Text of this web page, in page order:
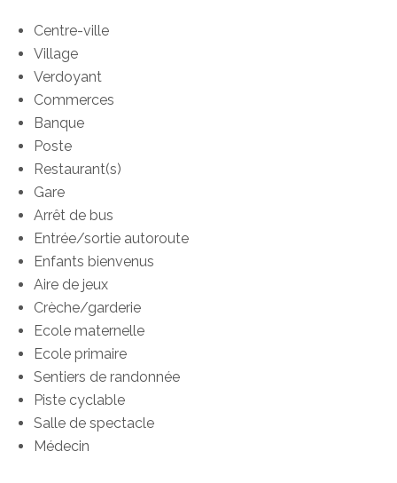
Centre-ville
Village
Verdoyant
Commerces
Banque
Poste
Restaurant(s)
Gare
Arrêt de bus
Entrée/sortie autoroute
Enfants bienvenus
Aire de jeux
Crèche/garderie
Ecole maternelle
Ecole primaire
Sentiers de randonnée
Piste cyclable
Salle de spectacle
Médecin